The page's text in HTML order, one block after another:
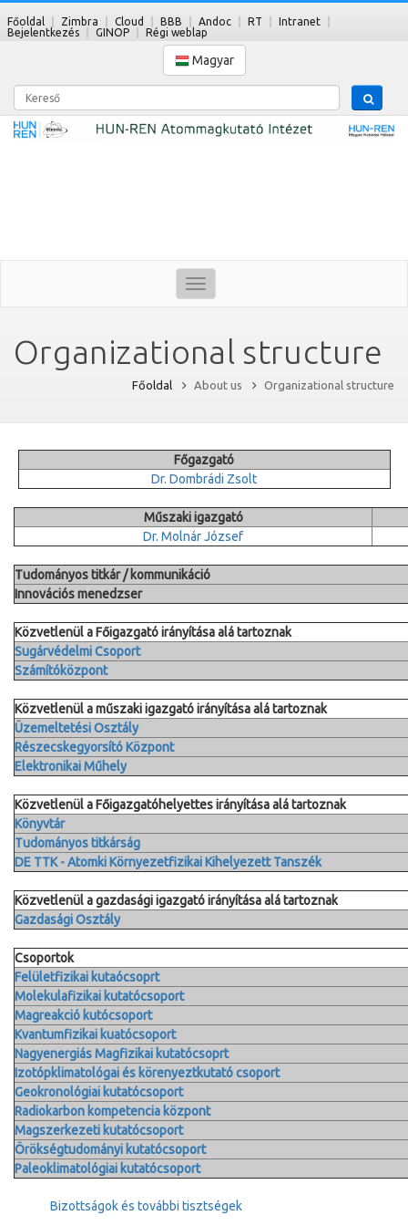
Főoldal Zimbra Cloud BBB Andoc RT
Intranet
Bejelentkezés
GINOP Régi weblap
Magyar
Kereső
Toggle
navigation
Organizational structure
Főoldal About us Organizational structure
Főgazgató
Dr. Dombrádi Zsolt
Műszaki igazgató
Dr. Molnár József
Tudományos titkár / kommunikáció
Innovációs menedzser
Közvetlenül a Főigazgató irányítása alá tartoznak
Sugárvédelmi Csoport
Számítóközpont
Közvetlenül a műszaki igazgató irányítása alá tartoznak
Üzemeltetési Osztály
Részecskegyorsító Központ
Elektronikai Műhely
Közvetlenül a Főigazgatóhelyettes irányítása alá tartoznak
Könyvtár
Tudományos titkárság
DE TTK - Atomki Környezetfizikai Kihelyezett Tanszék
Közvetlenül a gazdasági igazgató irányítása alá tartoznak
Gazdasági Osztály
Csoportok
Felületfizikai kutaócsoprt
Molekulafizikai kutatócsoport
Magreakció kutócsoport
Kvantumfizikai kuatócsoport
Nagyenergiás Magfizikai kutatócsoprt
Izotópklimatológaiés körenyeztkutató csoport
Geokronológiai kutatócsoport
Radiokarbon kompetencia központ
Magszerkezeti kutatócsoport
Örökségtudományi kutatócsoport
Paleoklimatológiai kutatócsoport
Bizottságok és további tisztségek